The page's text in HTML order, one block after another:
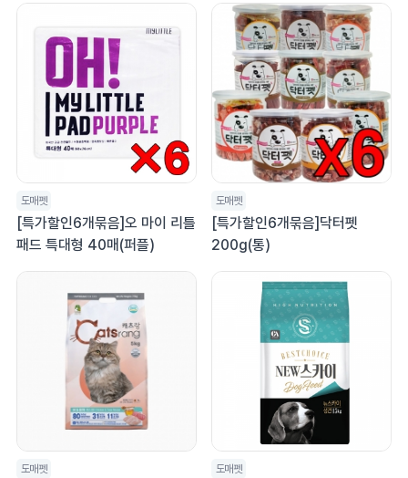
도매펫
[특가할인6개묶음]오 마이 리틀
패드 특대형 40매(퍼플)
도매펫
[특가할인6개묶음]닥터펫
200g(통)
도매펫 도매펫